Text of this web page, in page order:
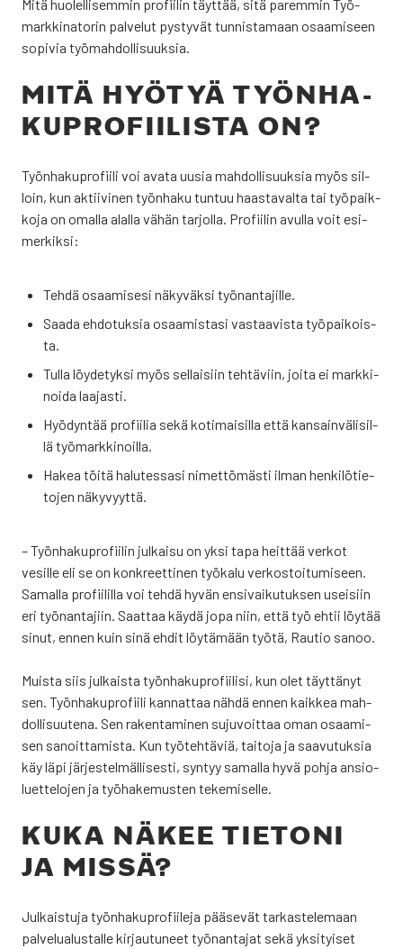
Mitä huo­lel­li­sem­min pro­fii­lin täyt­tää, sitä parem­min Työ­
mark­ki­na­to­rin pal­ve­lut pys­ty­vät tun­nis­ta­maan osaa­mi­seen
sopi­via työ­mah­dol­li­suuk­sia.
MITÄ HYÖ­TYÄ TYÖN­HA­
KU­PRO­FII­LIS­TA ON?
Työn­ha­ku­pro­fii­li voi ava­ta uusia mah­dol­li­suuk­sia myös sil­
loin, kun aktii­vi­nen työn­ha­ku tun­tuu haas­ta­val­ta tai työ­paik­
ko­ja on omal­la alal­la vähän tar­jol­la. Pro­fii­lin avul­la voit esi­
mer­kik­si:
Teh­dä osaa­mi­se­si näky­väk­si työ­nan­ta­jil­le.
Saa­da ehdo­tuk­sia osaa­mis­ta­si vas­taa­vis­ta työ­pai­kois­
ta.
Tul­la löy­de­tyk­si myös sel­lai­siin teh­tä­viin, joi­ta ei mark­ki­
noi­da laa­jas­ti.
Hyö­dyn­tää pro­fii­lia sekä koti­mai­sil­la että kan­sain­vä­li­sil­
lä työ­mark­ki­noil­la.
Hakea töi­tä halu­tes­sa­si nimet­tö­mäs­ti ilman hen­ki­lö­tie­
to­jen näky­vyyt­tä.
– Työn­ha­ku­pro­fii­lin jul­kai­su on yksi tapa heit­tää ver­kot
vesil­le eli se on kon­kreet­ti­nen työ­ka­lu ver­kos­toi­tu­mi­seen.
Samal­la pro­fii­lil­la voi teh­dä hyvän ensi­vai­ku­tuk­sen usei­siin
eri työ­nan­ta­jiin. Saat­taa käy­dä jopa niin, että työ ehtii löy­tää
sinut, ennen kuin sinä ehdit löy­tä­mään työ­tä, Rau­tio sanoo.
Muis­ta siis jul­kais­ta työn­ha­ku­pro­fii­li­si, kun olet täyt­tä­nyt
sen. Työn­ha­ku­pro­fii­li kan­nat­taa näh­dä ennen kaik­kea mah­
dol­li­suu­te­na. Sen raken­ta­mi­nen suju­voit­taa oman osaa­mi­
sen sanoit­ta­mis­ta. Kun työ­teh­tä­viä, tai­to­ja ja saa­vu­tuk­sia
käy läpi jär­jes­tel­mäl­li­ses­ti, syn­tyy samal­la hyvä poh­ja ansio­
luet­te­lo­jen ja työ­ha­ke­mus­ten teke­mi­sel­le.
KUKA NÄKEE TIE­TO­NI
JA MIS­SÄ?
Jul­kais­tu­ja työn­ha­ku­pro­fii­le­ja pää­se­vät tar­kas­te­le­maan
pal­ve­lua­lus­tal­le kir­jau­tu­neet työ­nan­ta­jat sekä yksi­tyi­set